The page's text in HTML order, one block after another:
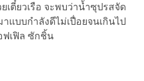
ตี๋ยวเรือ จะพบว่าน้ำซุปรสจัด
แบบกำลังดีไม่เปื่อยจนเกินไป
ฟเฟิล ซักชิ้น